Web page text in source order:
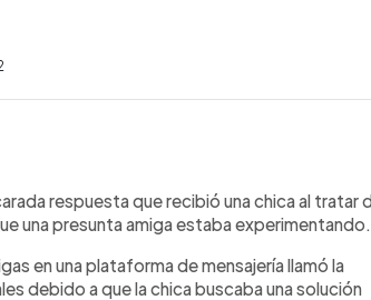
respuesta que recibió una chica al tratar
una presunta amiga estaba experimentando.
en una plataforma de mensajería llamó la
debido a que la chica buscaba una solución